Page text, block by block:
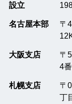
設立
名古屋本部
〒
大阪支店
〒
4
札幌支店
〒
丁